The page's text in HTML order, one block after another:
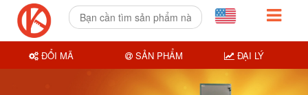
ĐỔI MÃ SẢN PHẨM ĐẠI LÝ